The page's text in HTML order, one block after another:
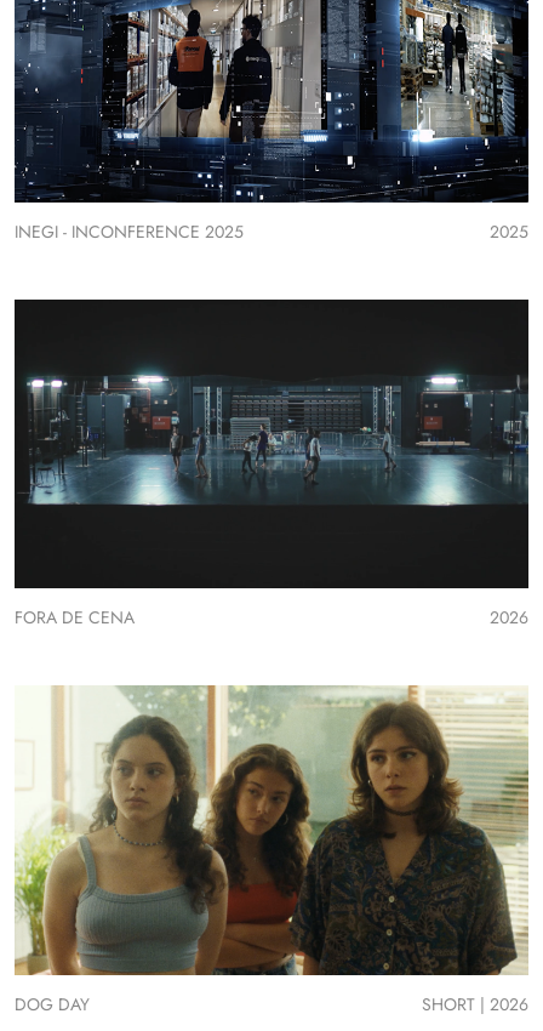
INEGI - INCONFERENCE 2025 2025
FORA DE CENA 2026
DOG DAY SHORT | 2026